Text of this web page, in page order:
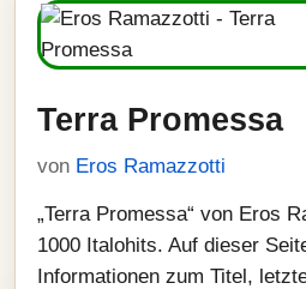
Terra Promessa
von Eros Ramazzotti
„Terra Promessa“ von Eros
1000 Italohits. Auf dieser
Informationen zum Titel,